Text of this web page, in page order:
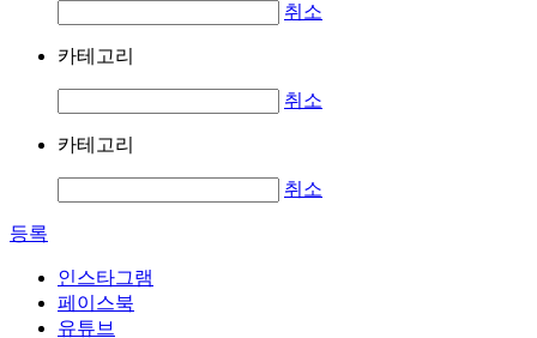
취소
카테고리
취소
카테고리
취소
등록
인스타그램
페이스북
유튜브